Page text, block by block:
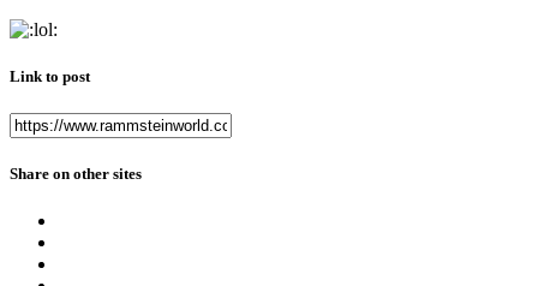
Link to post
Share on other sites